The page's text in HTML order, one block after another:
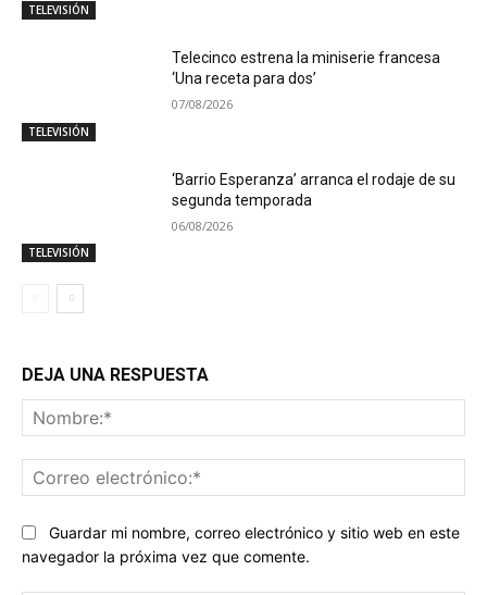
TELEVISIÓN
TELEVISIÓN
Telecinco estrena la miniserie francesa
‘Una receta para dos’
07/08/2026
TELEVISIÓN
‘Barrio Esperanza’ arranca el rodaje de su
segunda temporada
06/08/2026
DEJA UNA RESPUESTA
Guardar mi nombre, correo electrónico y sitio web en este
navegador la próxima vez que comente.